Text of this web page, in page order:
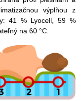
výplňou z
41 % Lyocell, 59 %
na 60 °C.